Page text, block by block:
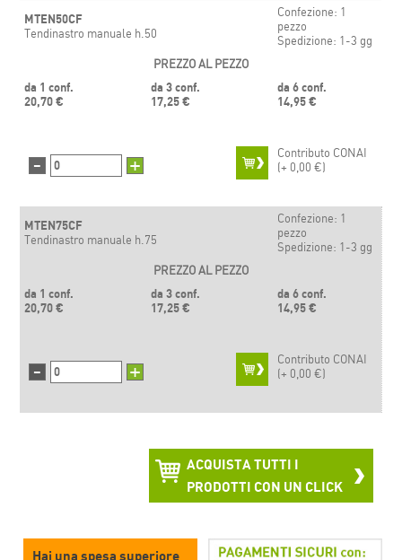
MTEN50CF
Tendinastro manuale h.50
Confezione: 1
pezzo
Spedizione: 1-3 gg
PREZZO AL PEZZO
da 1 conf.
20,70 €
da 3 conf.
17,25 €
da 6 conf.
14,95 €
- +
Contributo CONAI
(+ 0,00 €)
MTEN75CF
Tendinastro manuale h.75
Confezione: 1
pezzo
Spedizione: 1-3 gg
PREZZO AL PEZZO
da 1 conf.
20,70 €
da 3 conf.
17,25 €
da 6 conf.
14,95 €
- +
Contributo CONAI
(+ 0,00 €)
ACQUISTA TUTTI I
PRODOTTI CON UN CLICK
Hai una spesa superiore